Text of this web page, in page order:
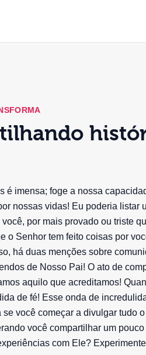
é imensa; foge a nossa
nossas vidas! Eu poderia listar
por mais provado ou triste
o Senhor tem feito coisas por
há duas menções sobre
de Nosso Pai! O ato de
aquilo que acreditamos!
de fé! Esse onda de
se você começar a divulgar tudo
você compartilhar um
com Ele?